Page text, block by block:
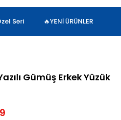
Seri 🔥YENİ ÜRÜNLER
Gümüş Erkek Yüzük